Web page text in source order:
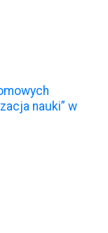
nauki” w